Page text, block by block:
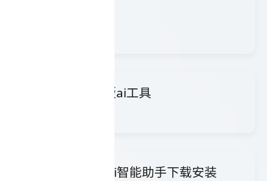
SVGWave手机版ai工具
ProductScopeAi智能助手下载安装